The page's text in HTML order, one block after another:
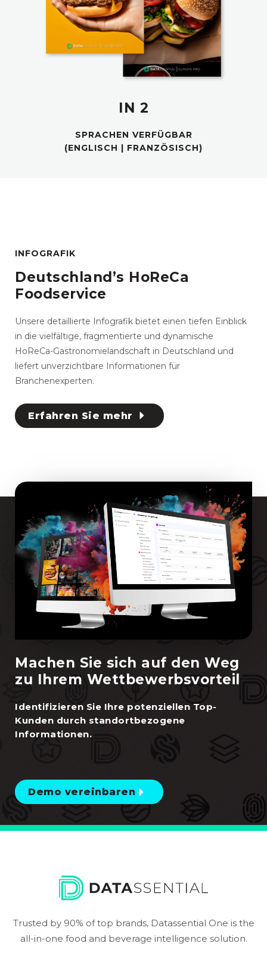
IN 2
SPRACHEN VERFÜGBAR
(ENGLISCH | FRANZÖSISCH)
INFOGRAFIK
Deutschland’s HoReCa
Foodservice
Unsere detaillierte Infografik bietet einen tiefen Einblick
in die vielfältige, fragmentierte und dynamische
HoReCa-Gastronomielandschaft in Deutschland und
liefert unverzichtbare Informationen für
Branchenexperten.
Erfahren Sie mehr
Machen Sie sich auf den Weg
zu Ihrem Wettbewerbsvorteil
Identifizieren Sie Ihre potenziellen Top-
Kunden durch standortbezogene
Informationen.
Demo vereinbaren
Trusted by 90% of top brands, Datassential One is the
all-in-one food and beverage intelligence solution.